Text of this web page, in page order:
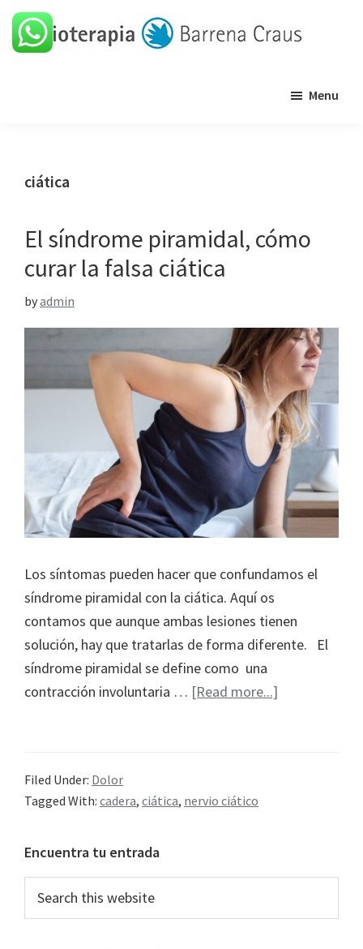
Skip
to
primary
Skip
to
main
Skip
to
primary
Skip
to
footer
Menu
ciática
El síndrome piramidal, cómo
curar la falsa ciática
byadmin
Los síntomas pueden hacer que confundamos el
síndrome piramidal con la ciática. Aquí os
contamos que aunque ambas lesiones tienen
solución, hay que tratarlas de forma diferente. El
síndrome piramidal se define como una
contracción involuntaria … [Read more...]
ciática
Filed Under: Dolor
Tagged With: cadera, ciática, nervio ciático
Primary
Sidebar
Encuentra tu entrada
this
website